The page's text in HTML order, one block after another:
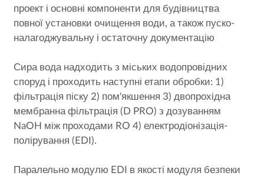
проект і основні компоненти для будівництва
повної установки очищення води, а також пуско-
налагоджувальну і остаточну документацію
Сира вода надходить з міських водопровідних
споруд і проходить наступні етапи обробки: 1)
фільтрація піску 2) пом'якшення 3) двопрохідна
мембранна фільтрація (D PRO) з дозуванням
NaOH між проходами RO 4) електродіонізація-
полірування (EDI).
Паралельно модулю EDI в якості модуля безпеки